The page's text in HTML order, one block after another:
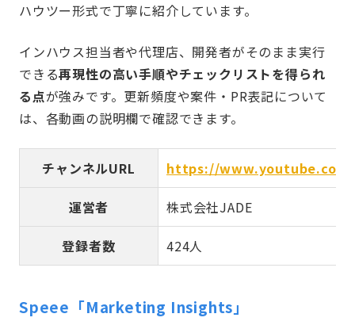
ハウツー形式で丁寧に紹介しています。
インハウス担当者や代理店、開発者がそのまま実行
できる再現性の高い手順やチェックリストを得られ
る点が強みです。更新頻度や案件・PR表記について
は、各動画の説明欄で確認できます。
チャンネルURL https://
運営者 株式会社JADE
登録者数 424人
Speee「Marketing Insights」